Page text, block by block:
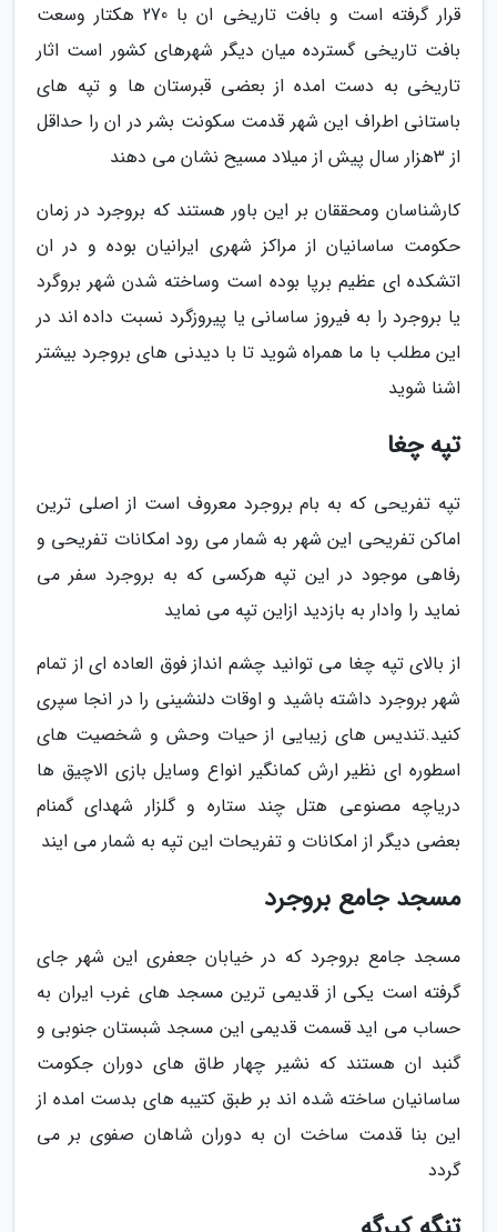
قرار گرفته است و بافت تاریخی ان با 270 هکتار وسعت
بافت تاریخی گسترده میان دیگر شهرهای کشور است اثار
تاریخی به دست امده از بعضی قبرستان ها و تپه های
باستانی اطراف این شهر قدمت سکونت بشر در ان را حداقل
از 3هزار سال پیش از میلاد مسیح نشان می دهند
کارشناسان ومحققان بر این باور هستند که بروجرد در زمان
حکومت ساسانیان از مراکز شهری ایرانیان بوده و در ان
اتشکده ای عظیم برپا بوده است وساخته شدن شهر بروگرد
یا بروجرد را به فیروز ساسانی یا پیروزگرد نسبت داده اند در
این مطلب با ما همراه شوید تا با دیدنی های بروجرد بیشتر
اشنا شوید
تپه چغا
تپه تفریحی که به بام بروجرد معروف است از اصلی ترین
اماکن تفریحی این شهر به شمار می رود امکانات تفریحی و
رفاهی موجود در این تپه هرکسی که به بروجرد سفر می
نماید را وادار به بازدید ازاین تپه می نماید
از بالای تپه چغا می توانید چشم انداز فوق العاده ای از تمام
شهر بروجرد داشته باشید و اوقات دلنشینی را در انجا سپری
کنید.تندیس های زیبایی از حیات وحش و شخصیت های
اسطوره ای نظیر ارش کمانگیر انواع وسایل بازی الاچیق ها
دریاچه مصنوعی هتل چند ستاره و گلزار شهدای گمنام
بعضی دیگر از امکانات و تفریحات این تپه به شمار می ایند
مسجد جامع بروجرد
مسجد جامع بروجرد که در خیابان جعفری این شهر جای
گرفته است یکی از قدیمی ترین مسجد های غرب ایران به
حساب می اید قسمت قدیمی این مسجد شبستان جنوبی و
گنبد ان هستند که نشیر چهار طاق های دوران جکومت
ساسانیان ساخته شده اند بر طبق کتیبه های بدست امده از
این بنا قدمت ساخت ان به دوران شاهان صفوی بر می
گردد